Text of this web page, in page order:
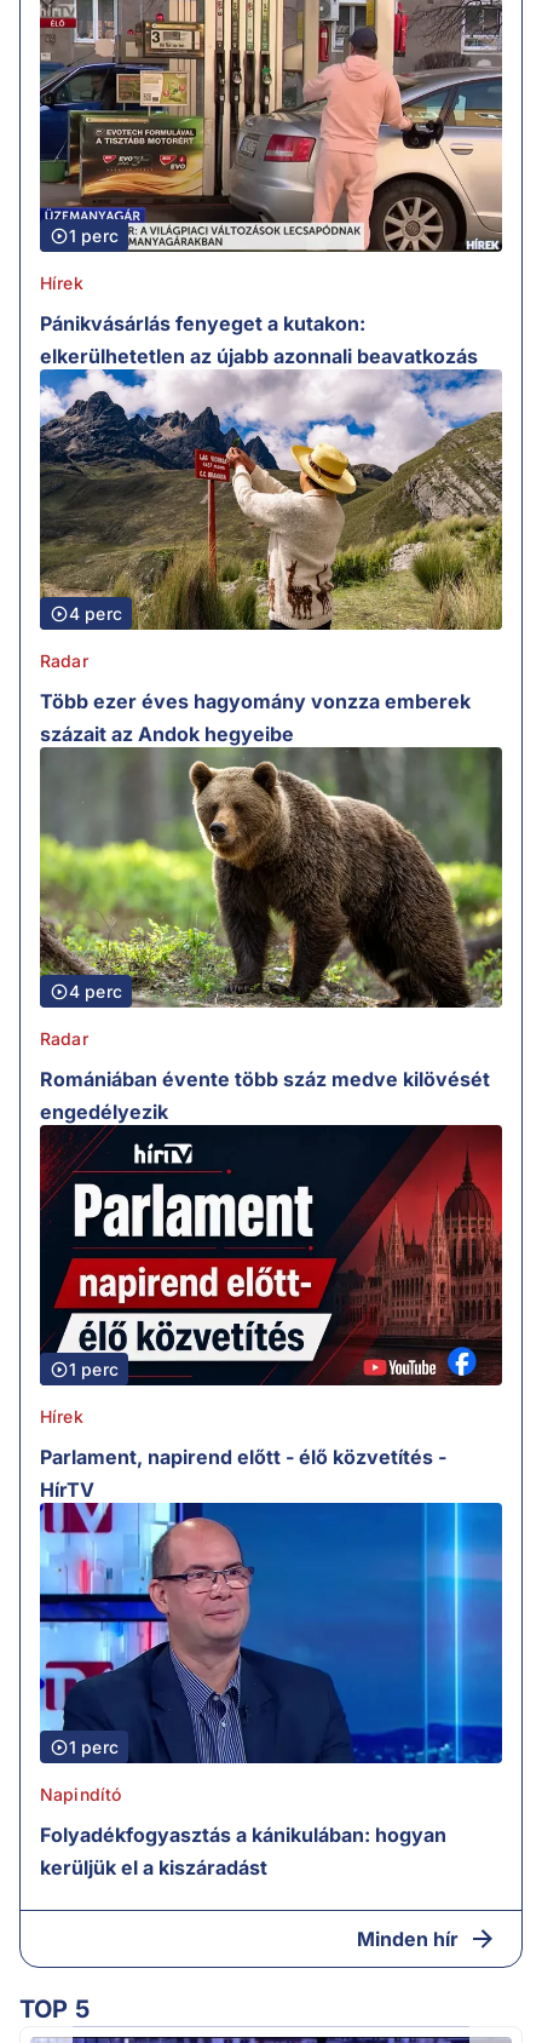
1 perc
Hírek
Pánikvásárlás fenyeget a kutakon:
elkerülhetetlen az újabb azonnali beavatkozás
4 perc
Radar
Több ezer éves hagyomány vonzza emberek
százait az Andok hegyeibe
4 perc
Radar
Romániában évente több száz medve kilövését
engedélyezik
1 perc
Hírek
Parlament, napirend előtt - élő közvetítés -
HírTV
1 perc
Napindító
Folyadékfogyasztás a kánikulában: hogyan
kerüljük el a kiszáradást
Minden hír
TOP 5